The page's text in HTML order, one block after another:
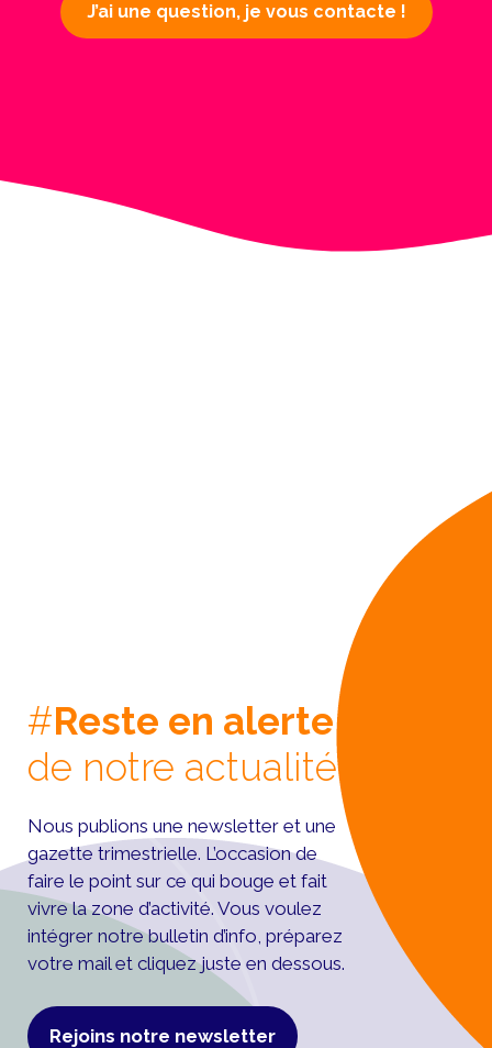
J’ai une question, je vous contacte !
#Reste en alerte
de notre actualité
Nous publions une newsletter et une
gazette trimestrielle. L’occasion de
faire le point sur ce qui bouge et fait
vivre la zone d’activité. Vous voulez
intégrer notre bulletin d’info, préparez
votre mail et cliquez juste en dessous.
Rejoins notre newsletter